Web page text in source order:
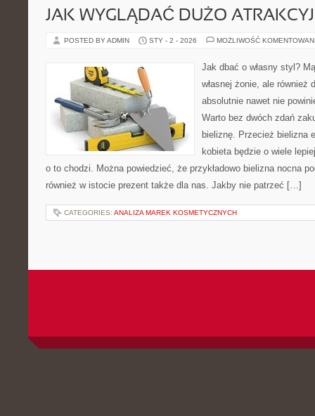
JAK WYGLĄDAĆ DUŻO
POSTED BY ADMIN STY - 2 - 2026 MOŻLIWOŚĆ
Jak dbać o własny styl?
własnej żonie, ale również
absolutnie nawet nie
Warto bez dwóch zdań
bieliznę. Przecież bielizna
kobieta będzie o wiele
o to chodzi. Można powiedzieć, że przykładowo bielizna nocna
również w istocie prezent także dla nas. Jakby nie patrzeć […]
CATEGORIES: ANALIZA MAREK KOSMETYCZNYCH